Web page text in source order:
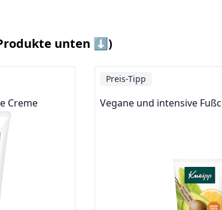
unten ⬇️)
Creme
Preis-Tipp
Vegane und intensive